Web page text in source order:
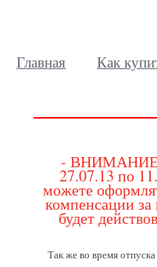
Главная Как
- ВНИМАНИЕ!
27.07.13 по
можете
компенсации за
будет
Так же во время